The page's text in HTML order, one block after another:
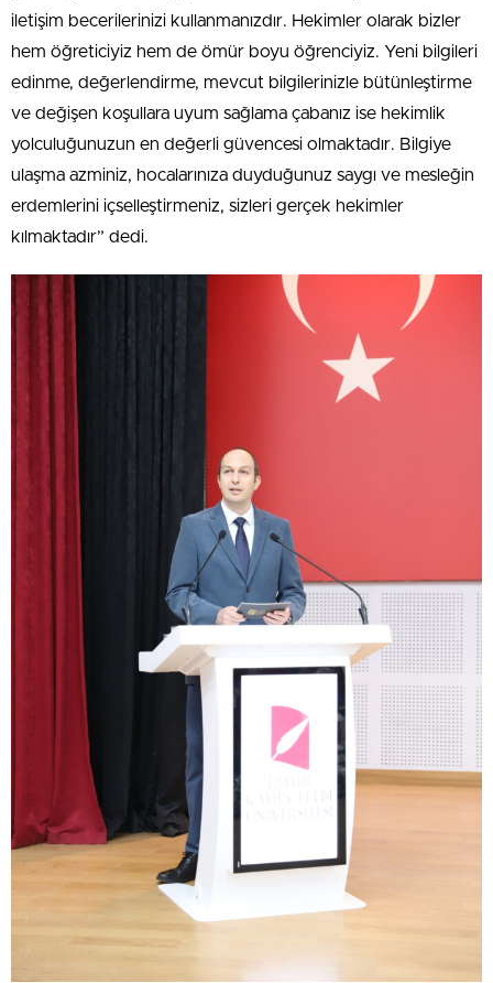
iletişim becerilerinizi kullanmanızdır. Hekimler olarak bizler
hem öğreticiyiz hem de ömür boyu öğrenciyiz. Yeni bilgileri
edinme, değerlendirme, mevcut bilgilerinizle bütünleştirme
ve değişen koşullara uyum sağlama çabanız ise hekimlik
yolculuğunuzun en değerli güvencesi olmaktadır. Bilgiye
ulaşma azminiz, hocalarınıza duyduğunuz saygı ve mesleğin
erdemlerini içselleştirmeniz, sizleri gerçek hekimler
kılmaktadır” dedi.